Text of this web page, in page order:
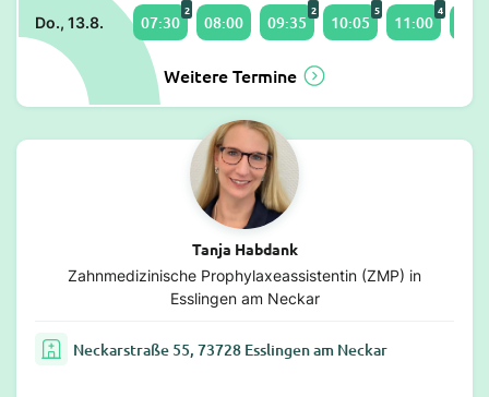
Do., 13.8. 07:30
2
08:00 09:35
2
10:05
5
11:00
4
Weitere Termine
Tanja Habdank
Zahnmedizinische Prophylaxeassistentin (ZMP) in
Esslingen am Neckar
Neckarstraße 55, 73728 Esslingen am Neckar